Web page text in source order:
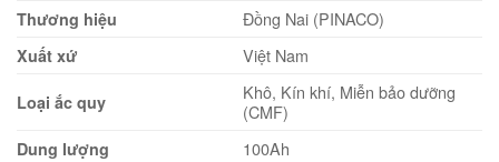
Thương hiệu Đồng Nai (PINACO)
Xuất xứ Việt Nam
Loại ắc quy
Khô, Kín khí, Miễn bảo dưỡng
(CMF)
Dung lượng 100Ah